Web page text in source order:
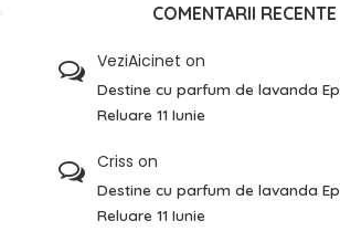
COMENTARII RECENTE
VeziAicinet on
Destine cu parfum de lavanda
Reluare 11 Iunie
Criss on
Destine cu parfum de lavanda
Reluare 11 Iunie